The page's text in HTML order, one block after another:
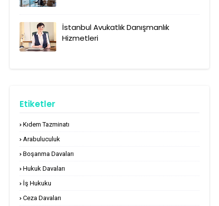
İstanbul Avukatlık Danışmanlık
Hizmetleri
Etiketler
Kıdem Tazminatı
Arabuluculuk
Boşanma Davaları
Hukuk Davaları
İş Hukuku
Ceza Davaları